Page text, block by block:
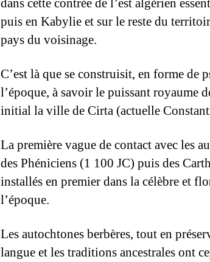
puis en Kabylie et sur le reste du
pays du voisinage.
C’est là que se construisit, en forme de
l’époque, à savoir le puissant royaume
initial la ville de Cirta (actuelle
La première vague de contact avec les
des Phéniciens (1 100 JC) puis des
installés en premier dans la célèbre et
l’époque.
Les autochtones berbères, tout en
langue et les traditions ancestrales ont